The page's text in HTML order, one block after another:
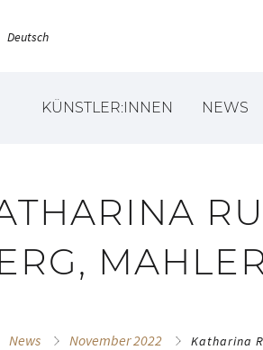
Deutsch
KÜNSTLER:INNEN NEWS
News November 2022 Katharina